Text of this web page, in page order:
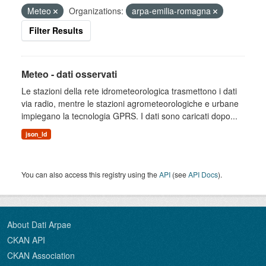
Meteo
Organizations:
arpa-emilia-romagna
Filter Results
Meteo - dati osservati
Le stazioni della rete idrometeorologica trasmettono i dati
via radio, mentre le stazioni agrometeorologiche e urbane
impiegano la tecnologia GPRS. I dati sono caricati dopo...
json_ld
You can also access this registry using theAPI (seeAPI Docs).
About Dati Arpae
CKAN API
CKAN Association